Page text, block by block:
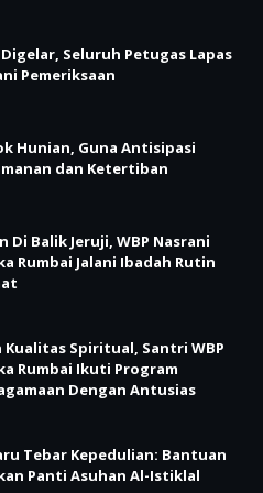
Seluruh Petugas Lapas
Pemeriksaan
Hunian, Guna Antisipasi
dan Ketertiban
Di Balik Jeruji, WBP Nasrani
Rumbai Jalani Ibadah Rutin
Spiritual, Santri WBP
Rumbai Ikuti Program
Dengan Antusias
Tebar Kepedulian: Bantuan
Panti Asuhan Al-Istiklal